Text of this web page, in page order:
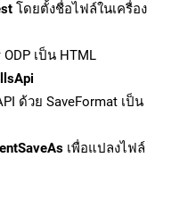
โดยตั้งชื่อไฟล์ในเครื่อง
เป็น HTML
ด้วย SaveFormat เป็น
เพื่อแปลงไฟล์